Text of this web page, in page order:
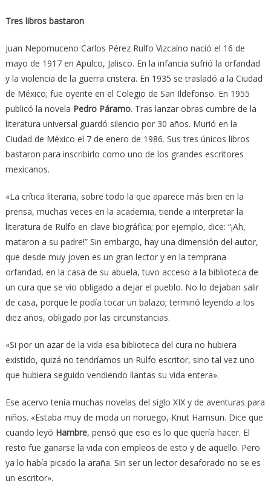
Tres libros bastaron
Juan Nepomuceno Carlos Pérez Rulfo Vizcaíno nació el 16 de
mayo de 1917 en Apulco, Jalisco. En la infancia sufrió la orfandad
y la violencia de la guerra cristera. En 1935 se trasladó a la Ciudad
de México; fue oyente en el Colegio de San Ildefonso. En 1955
publicó la novela Pedro Páramo. Tras lanzar obras cumbre de la
literatura universal guardó silencio por 30 años. Murió en la
Ciudad de México el 7 de enero de 1986. Sus tres únicos libros
bastaron para inscribirlo como uno de los grandes escritores
mexicanos.
«La crítica literaria, sobre todo la que aparece más bien en la
prensa, muchas veces en la academia, tiende a interpretar la
literatura de Rulfo en clave biográfica; por ejemplo, dice: “¡Ah,
mataron a su padre!” Sin embargo, hay una dimensión del autor,
que desde muy joven es un gran lector y en la temprana
orfandad, en la casa de su abuela, tuvo acceso a la biblioteca de
un cura que se vio obligado a dejar el pueblo. No lo dejaban salir
de casa, porque le podía tocar un balazo; terminó leyendo a los
diez años, obligado por las circunstancias.
«Si por un azar de la vida esa biblioteca del cura no hubiera
existido, quizá no tendríamos un Rulfo escritor, sino tal vez uno
que hubiera seguido vendiendo llantas su vida entera».
Ese acervo tenía muchas novelas del siglo XIX y de aventuras para
niños. «Estaba muy de moda un noruego, Knut Hamsun. Dice que
cuando leyó Hambre, pensó que eso es lo que quería hacer. El
resto fue ganarse la vida con empleos de esto y de aquello. Pero
ya lo había picado la araña. Sin ser un lector desaforado no se es
un escritor».